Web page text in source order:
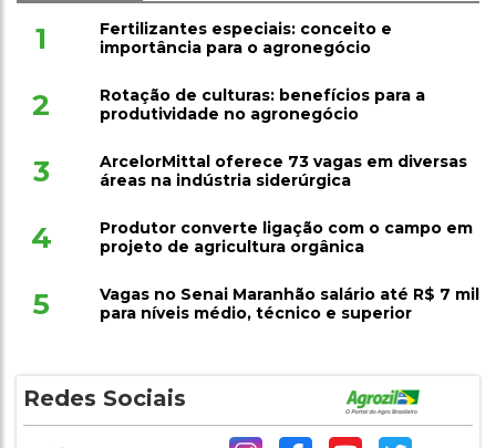
1
Fertilizantes especiais: conceito e
importância para o agronegócio
2
Rotação de culturas: benefícios para a
produtividade no agronegócio
3
ArcelorMittal oferece 73 vagas em diversas
áreas na indústria siderúrgica
4
Produtor converte ligação com o campo em
projeto de agricultura orgânica
5
Vagas no Senai Maranhão salário até R$ 7 mil
para níveis médio, técnico e superior
Redes Sociais